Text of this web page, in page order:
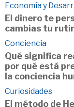
Economía y
El dinero te
cambias tu
Conciencia
Qué significa
por qué está
la conciencia
Curiosidades
El método de